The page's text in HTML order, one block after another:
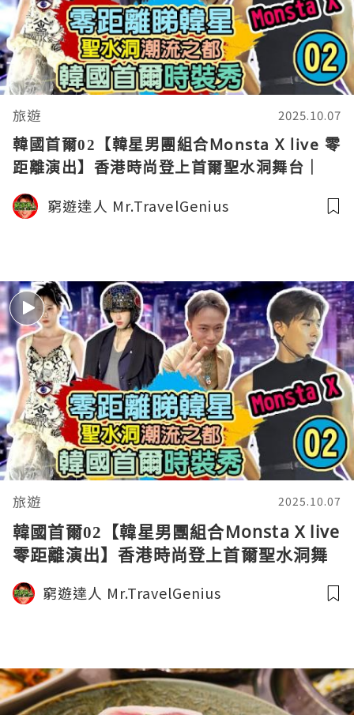
旅遊 2025.10.07
韓國首爾02【韓星男團組合Monsta X live 零
距離演出】香港時尚登上首爾聖水洞舞台｜
LOCAL POWER Fashion Show｜弘益大學
美食遊記｜剪裁魔法師1 X 窮遊達人4K中字
窮遊達人 Mr.TravelGenius
旅遊 2025.10.07
韓國首爾02【韓星男團組合Monsta X live
零距離演出】香港時尚登上首爾聖水洞舞
台｜LOCAL POWER Fashion Show｜弘
益大學美食遊記｜剪裁魔法師1 X 窮遊達人
窮遊達人 Mr.TravelGenius